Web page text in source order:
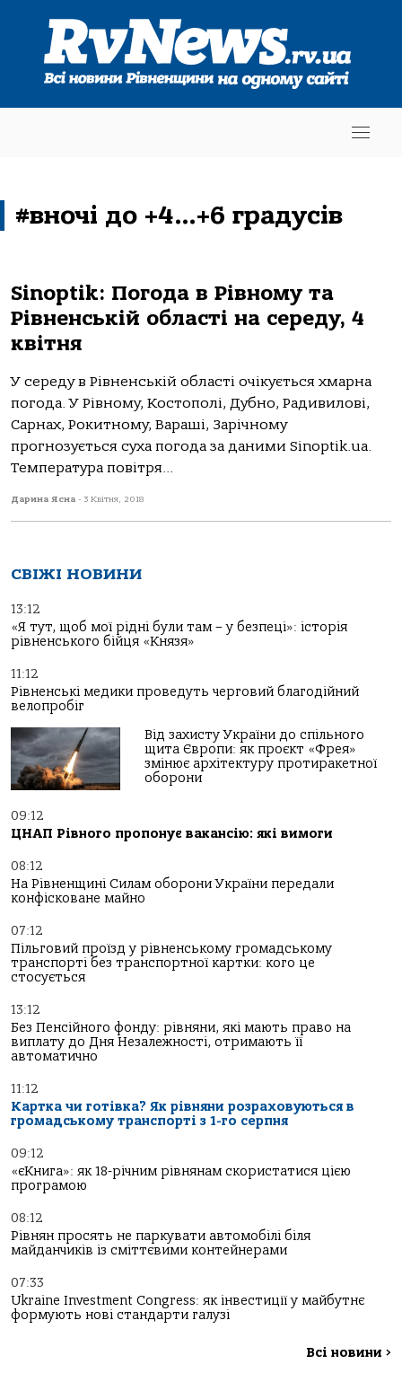
#вночі до +4…+6 градусів
Sinoptik: Погода в Рівному та
Рівненській області на середу, 4
квітня
У середу в Рівненській області очікується хмарна
погода. У Рівному, Костополі, Дубно, Радивилові,
Сарнах, Рокитному, Вараші, Зарічному
прогнозується суха погода за даними Sinoptik.ua.
Температура повітря...
Дарина Ясна - 3 Квітня, 2018
СВІЖІ НОВИНИ
13:12
«Я тут, щоб мої рідні були там – у безпеці»: історія
рівненського бійця «Князя»
11:12
Рівненські медики проведуть черговий благодійний
велопробіг
Від захисту України до спільного
щита Європи: як проєкт «Фрея»
змінює архітектуру протиракетної
оборони
09:12
ЦНАП Рівного пропонує вакансію: які вимоги
08:12
На Рівненщині Силам оборони України передали
конфісковане майно
07:12
Пільговий проїзд у рівненському громадському
транспорті без транспортної картки: кого це
стосується
13:12
Без Пенсійного фонду: рівняни, які мають право на
виплату до Дня Незалежності, отримають її
автоматично
11:12
Картка чи готівка? Як рівняни розраховуються в
громадському транспорті з 1-го серпня
09:12
«єКнига»: як 18-річним рівнянам скористатися цією
програмою
08:12
Рівнян просять не паркувати автомобілі біля
майданчиків із сміттєвими контейнерами
07:33
Ukraine Investment Congress: як інвестиції у майбутнє
формують нові стандарти галузі
Всі новини >